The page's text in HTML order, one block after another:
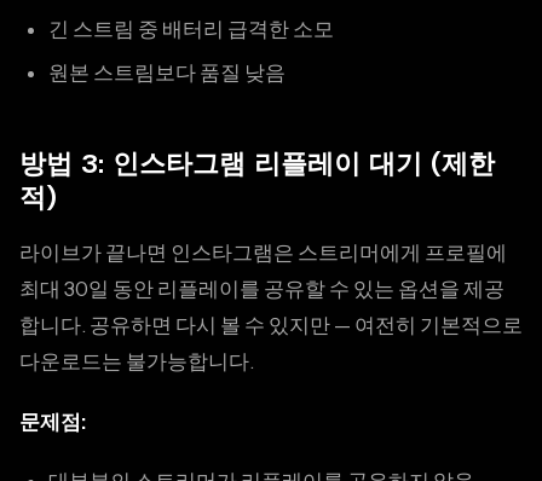
긴 스트림 중 배터리 급격한 소모
원본 스트림보다 품질 낮음
방법 3: 인스타그램 리플레이 대기 (제한
적)
라이브가 끝나면 인스타그램은 스트리머에게 프로필에
최대 30일 동안 리플레이를 공유할 수 있는 옵션을 제공
합니다. 공유하면 다시 볼 수 있지만 — 여전히 기본적으로
다운로드는 불가능합니다.
문제점: